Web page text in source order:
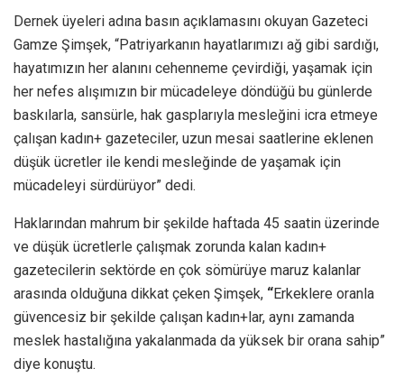
Dernek üyeleri adına basın açıklamasını okuyan Gazeteci
Gamze Şimşek, “Patriyarkanın hayatlarımızı ağ gibi sardığı,
hayatımızın her alanını cehenneme çevirdiği, yaşamak için
her nefes alışımızın bir mücadeleye döndüğü bu günlerde
baskılarla, sansürle, hak gasplarıyla mesleğini icra etmeye
çalışan kadın+ gazeteciler, uzun mesai saatlerine eklenen
düşük ücretler ile kendi mesleğinde de yaşamak için
mücadeleyi sürdürüyor” dedi.
Haklarından mahrum bir şekilde haftada 45 saatin üzerinde
ve düşük ücretlerle çalışmak zorunda kalan kadın+
gazetecilerin sektörde en çok sömürüye maruz kalanlar
arasında olduğuna dikkat çeken Şimşek, “Erkeklere oranla
güvencesiz bir şekilde çalışan kadın+lar, aynı zamanda
meslek hastalığına yakalanmada da yüksek bir orana sahip”
diye konuştu.